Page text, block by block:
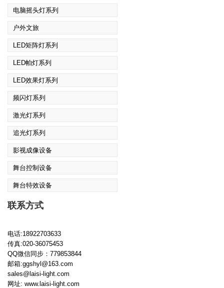
电脑摇头灯系列
户外文旅
LED矩阵灯系列
LED帕灯系列
LED效果灯系列
频闪灯系列
激光灯系列
追光灯系列
影视成像设备
舞台控制设备
舞台特效设备
联系方式
电话:18922703633
传真:020-36075453
QQ微信同步：779853844
邮箱:ggshyl@163.com
sales@laisi-light.com
网址: www.laisi-light.com